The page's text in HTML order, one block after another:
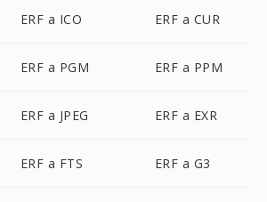
ERF a ICO ERF a CUR
ERF a PGM ERF a PPM
ERF a JPEG ERF a EXR
ERF a FTS ERF a G3